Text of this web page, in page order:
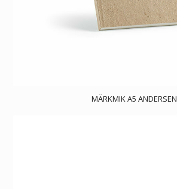
MÄRKMIK A5 ANDERSEN